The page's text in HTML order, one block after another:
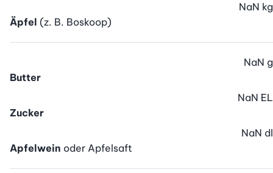
Äpfel (z. B. Boskoop)
NaN kg
Butter
NaN g
Zucker
NaN EL
Apfelwein oder Apfelsaft
NaN dl